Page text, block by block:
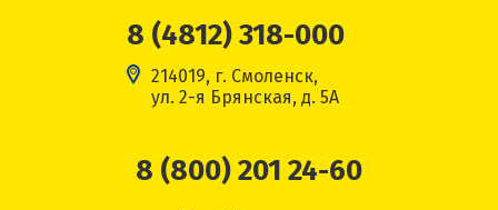
8 (4812) 318-000
214019, г. Смоленск,
ул. 2-я Брянская, д. 5А
8 (800) 201 24-60